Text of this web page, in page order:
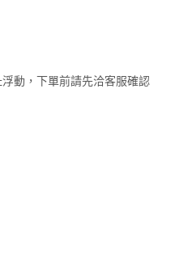
動，下單前請先洽客服確認